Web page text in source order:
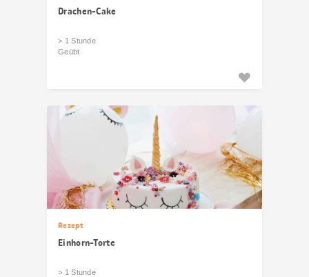
Drachen-Cake
> 1 Stunde
Geübt
Rezept
Einhorn-Torte
> 1 Stunde